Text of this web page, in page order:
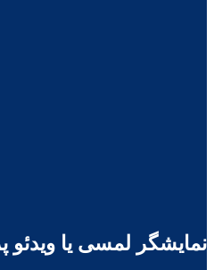
نمایشگر لمسی یا ویدئو